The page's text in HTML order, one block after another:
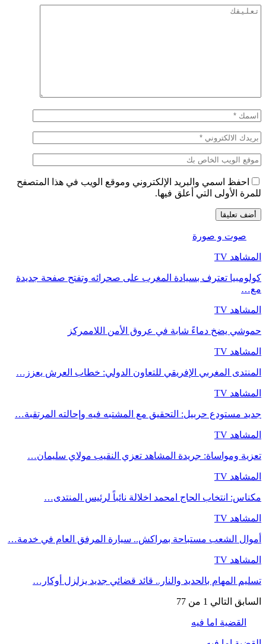
احفظ اسمي والبريد الإلكتروني وموقع الويب في هذا المتصفح
للمرة الأولى التي أعلق فيها.
صوت و صورة
المشاهد TV
كولومبيا تعترف بسيادة المغرب على صحرائه وتفتح صفحة جديدة
مع…
المشاهد TV
حموشي يضخ دماءً شابة في عروق الأمن اللاممركز
المشاهد TV
المنتدى المغربي الإفريقي للتعاون الدولي: خطاب العرش يعزز…
المشاهد TV
جديد مستودع حربيل: التحقيق مع المشتبه فيه وإحالته المرتقبة…
المشاهد TV
تعزية ومواساة: جريدة المشاهد تعزي النقيب مولاي سليمان…
المشاهد TV
مكناس: انتخاب الحاج امحمد اخلالة نائباً لرئيس المنتدى…
المشاهد TV
أموال الشعب مستباحة بمراكش.. سيارة المرفق العام في خدمة…
المشاهد TV
تسليم المهام بالحديد والنار.. قائد قضائي جديد يزلزل أوكار…
السابق التالي
القضية اما فيه